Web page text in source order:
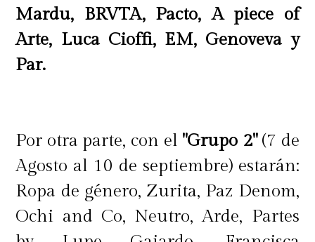
Mardu, BRVTA, Pacto, A piece of
Arte, Luca Cioffi, EM, Genoveva y
Par.
Por otra parte, con el "Grupo 2"(7 de
Agosto al 10 de septiembre) estarán:
Ropa de género, Zurita, Paz Denom,
Ochi and Co, Neutro, Arde, Partes